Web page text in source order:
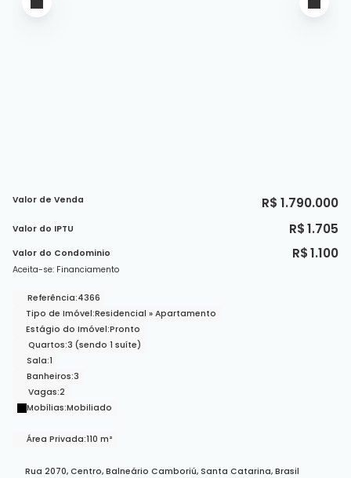
R$ 1.790.000
Valor de Venda
Aceita-se: Financiamento
Valor do IPTU R$1.705
Valor do Condominio R$1.100
Referência:4366
Tipo de Imóvel:Residencial » Apartamento
Estágio do Imóvel:Pronto
Quartos:3 (sendo 1 suíte)
Sala:1
Banheiros:3
Vagas:2
Mobílias:Mobiliado
Área Privada:110 m²
Rua 2070,Centro,Balneário Camboriú,Santa Catarina,Brasil